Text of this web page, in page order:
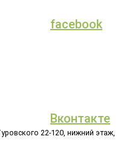
facebook
Вконтакте
22-120, нижний этаж,